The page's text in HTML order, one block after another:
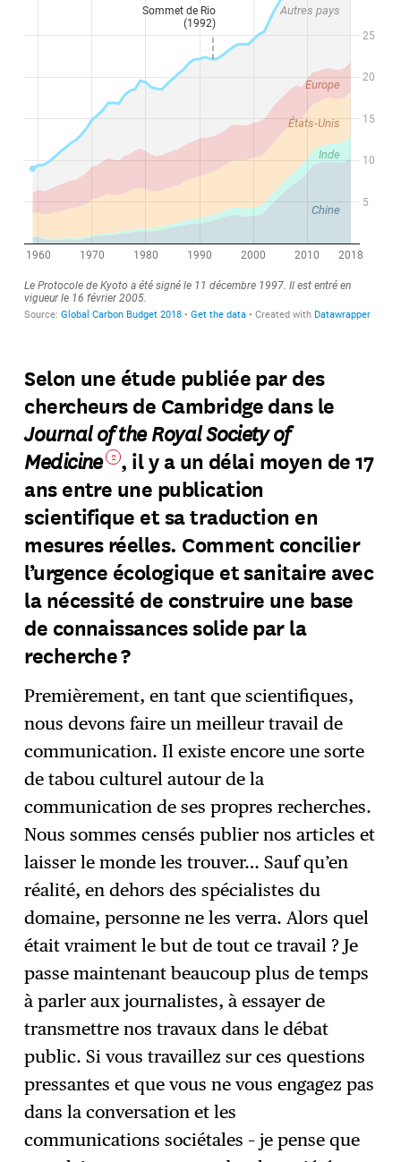
Selon une étude publiée par des
chercheurs de Cambridge dans le
Journal of the Royal Society of
Medicine 2 , il y a un délai moyen de 17
ans entre une publication
scientifique et sa traduction en
mesures réelles. Comment concilier
l’urgence écologique et sanitaire avec
la nécessité de construire une base
de connaissances solide par la
recherche ?
Premièrement, en tant que scientifiques,
nous devons faire un meilleur travail de
communication. Il existe encore une sorte
de tabou culturel autour de la
communication de ses propres recherches.
Nous sommes censés publier nos articles et
laisser le monde les trouver… Sauf qu’en
réalité, en dehors des spécialistes du
domaine, personne ne les verra. Alors quel
était vraiment le but de tout ce travail ? Je
passe maintenant beaucoup plus de temps
à parler aux journalistes, à essayer de
transmettre nos travaux dans le débat
public. Si vous travaillez sur ces questions
pressantes et que vous ne vous engagez pas
dans la conversation et les
communications sociétales – je pense que